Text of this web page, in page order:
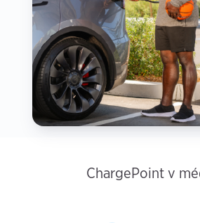
ChargePoint v